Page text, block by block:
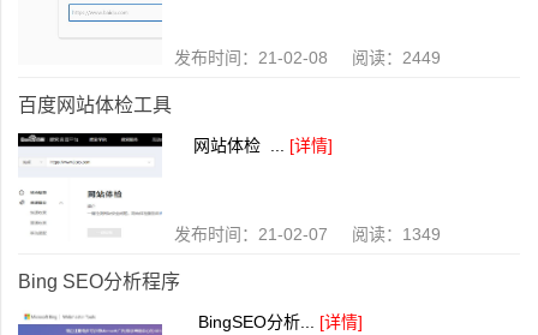
发布时间：21-02-08 阅读：2449
百度网站体检工具
网站体检 ... [详情]
发布时间：21-02-07 阅读：1349
Bing SEO分析程序
BingSEO分析... [详情]